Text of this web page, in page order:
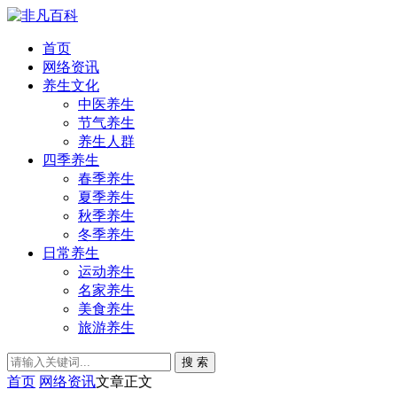
首页
网络资讯
养生文化
中医养生
节气养生
养生人群
四季养生
春季养生
夏季养生
秋季养生
冬季养生
日常养生
运动养生
名家养生
美食养生
旅游养生
搜 索
首页 网络资讯文章正文